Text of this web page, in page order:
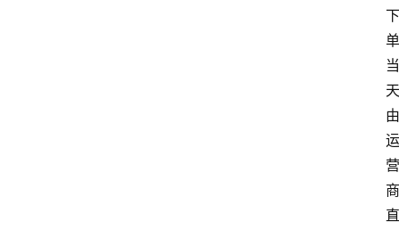
下
单
当
天
由
运
营
商
直